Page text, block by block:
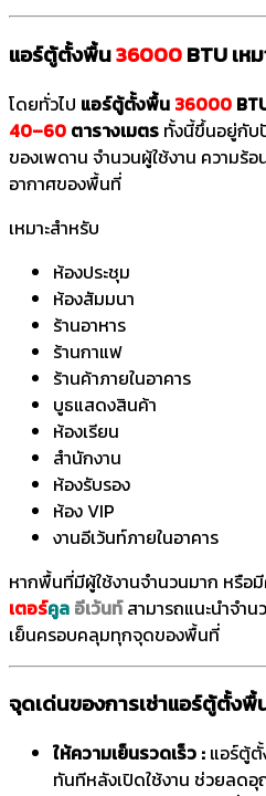
แอร์ตู้ตั้งพื้น36000BTU เห
โดยทั่วไป แอร์ตู้ตั้งพื้น 36000
40–60 ตารางเมตร ทั้งนี้ขึ้นอยู่กับ
ของเพดาน จำนวนผู้ใช้งาน ความร้
อากาศของพื้นที่
เหมาะสำหรับ
ห้องประชุม
ห้องสัมมนา
ร้านอาหาร
ร้านกาแฟ
ร้านค้าภายในอาคาร
บูธแสดงสินค้า
ห้องเรียน
สำนักงาน
ห้องรับรอง
ห้อง VIP
งานอีเว้นท์ภายในอาคาร
หากพื้นที่มีผู้ใช้งานจำนวนมาก หรือ
เตอร์คูล อีเว้นท์สามารถแนะนำจำน
เย็นครอบคลุมทุกจุดของพื้นที่
จุดเด่นของการเช่าแอร์ตู้ตั้งพื้
ให้ความเย็นรวดเร็ว : แอร์ตู้ตั้
ทันทีหลังเปิดใช้งาน ช่วยลด